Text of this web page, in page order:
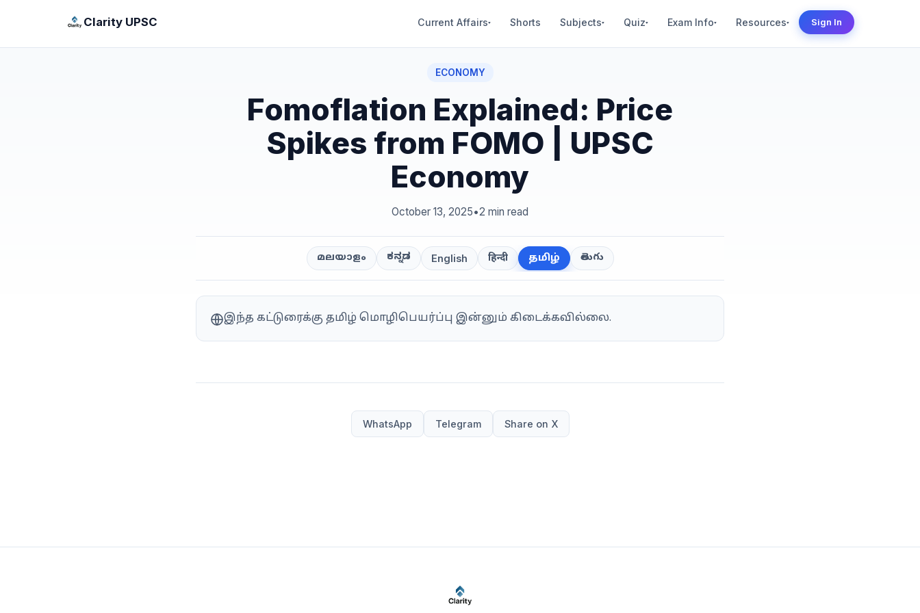
Clarity UPSC Current Affairs▾ Shorts Subjects▾ Quiz▾ Exam Info▾ Resources▾ Sign In
ECONOMY
Fomoflation Explained: Price
Spikes from FOMO | UPSC
Economy
October 13, 2025•2 min read
മലയാളം ಕನ್ನಡ English हिन्दी தமிழ் తెలుగు
இந்த கட்டுரைக்கு தமிழ் மொழிபெயர்ப்பு இன்னும் கிடைக்கவில்லை.
WhatsApp Telegram Share on X